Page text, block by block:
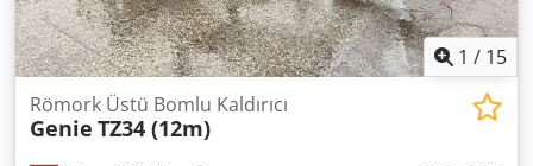
sunuyoruz; bunlar platformumuzda kolayca erişilebilir.
1 / 15
Römork Üstü Bomlu Kaldırıcı
Genie TZ34 (12m)